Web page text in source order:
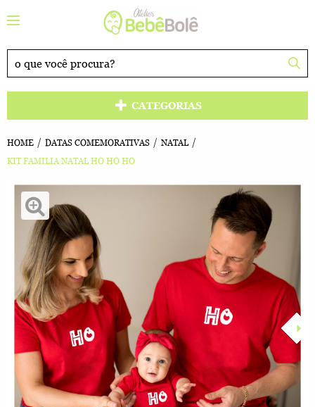
CATEGORIAS
HOME DATAS COMEMORATIVAS
NATAL
KIT FAMILIA NATAL HO HO HO